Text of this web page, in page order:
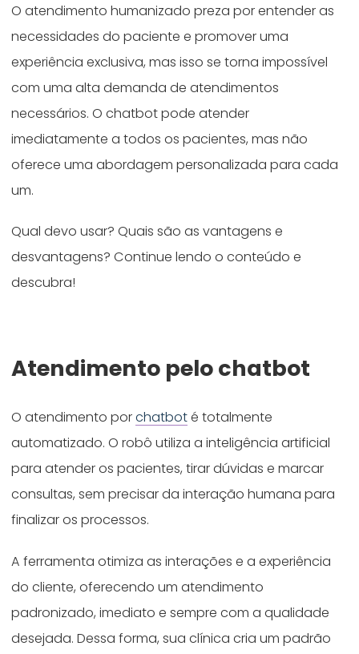
O atendimento humanizado preza por entender as
necessidades do paciente e promover uma
experiência exclusiva, mas isso se torna impossível
com uma alta demanda de atendimentos
necessários. O chatbot pode atender
imediatamente a todos os pacientes, mas não
oferece uma abordagem personalizada para cada
um.
Qual devo usar? Quais são as vantagens e
desvantagens? Continue lendo o conteúdo e
descubra!
Atendimento pelo chatbot
O atendimento porchatboté totalmente
automatizado. O robô utiliza a inteligência artificial
para atender os pacientes, tirar dúvidas e marcar
consultas, sem precisar da interação humana para
finalizar os processos.
A ferramenta otimiza as interações e a experiência
do cliente, oferecendo um atendimento
padronizado, imediato e sempre com a qualidade
desejada. Dessa forma, sua clínica cria um padrão